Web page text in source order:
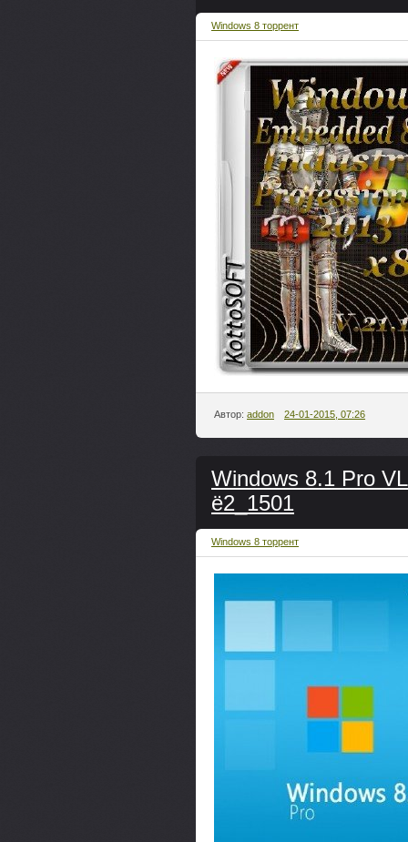
Windows 8 торрент
Автор: addon 24-01-2015, 07:26
Windows 8.1 Pro
ё2_1501
Windows 8 торрент